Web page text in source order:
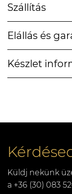
Szállítás
Elállás és
Készlet
Küldj nekünk
a +36 (30) 083